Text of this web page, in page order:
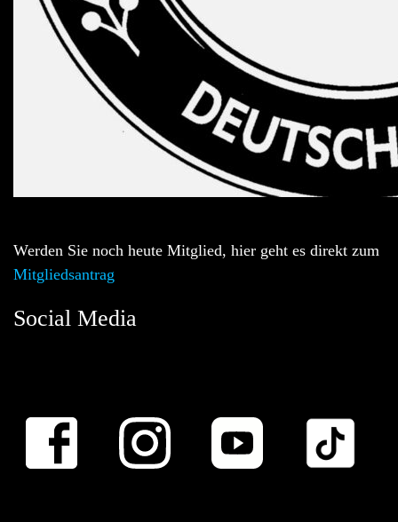
Werden Sie noch heute Mitglied, hier geht es direkt zum
Mitgliedsantrag
Social Media